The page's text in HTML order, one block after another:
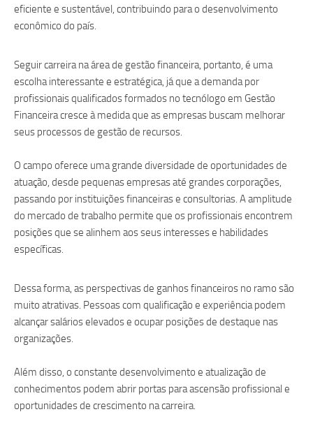
eficiente e sustentável, contribuindo para o desenvolvimento
econômico do país.
Seguir carreira na área de gestão financeira, portanto, é uma
escolha interessante e estratégica, já que a demanda por
profissionais qualificados formados no tecnólogo em Gestão
Financeira cresce à medida que as empresas buscam melhorar
seus processos de gestão de recursos.
O campo oferece uma grande diversidade de oportunidades de
atuação, desde pequenas empresas até grandes corporações,
passando por instituições financeiras e consultorias. A amplitude
do mercado de trabalho permite que os profissionais encontrem
posições que se alinhem aos seus interesses e habilidades
específicas.
Dessa forma, as perspectivas de ganhos financeiros no ramo são
muito atrativas. Pessoas com qualificação e experiência podem
alcançar salários elevados e ocupar posições de destaque nas
organizações.
Além disso, o constante desenvolvimento e atualização de
conhecimentos podem abrir portas para ascensão profissional e
oportunidades de crescimento na carreira.